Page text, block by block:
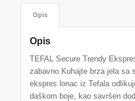
Opis
Opis
TEFAL Secure Trendy
zabavno Kuhajte brza jela sa
ekspres lonac iz Tefala
daškom boje, kao savršen